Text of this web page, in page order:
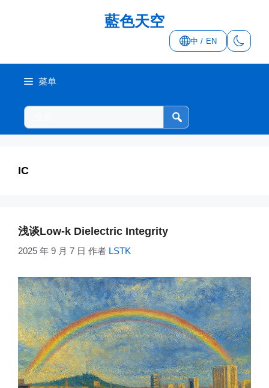
藍色天空
中 / EN
菜单
搜
索
IC
浅谈Low-k Dielectric Integrity
2025 年 9 月 7 日 作者 LSTK